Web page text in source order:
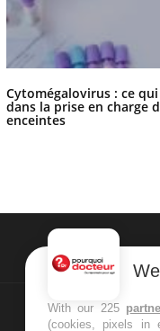
Cytomégalovirus : ce
dans la prise en charge
enceintes
NEWSLETTER
Recevez
infos santé
With our 225
(cookies, pixels in